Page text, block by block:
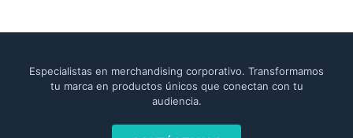
Especialistas en merchandising corporativo. Transformamos
tu marca en productos únicos que conectan con tu
audiencia.